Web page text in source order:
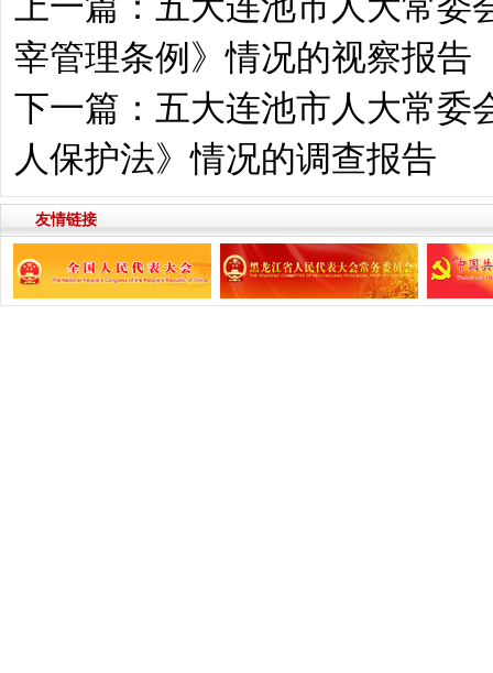
宰管理条例》情况的视察报告
下一篇： 五大连池市人大常委
人保护法》情况的调查报告
友情链接